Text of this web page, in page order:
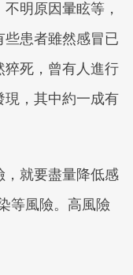
明原因暈眩等，
患者雖然感冒已
猝死，曾有人進行
現，其中約一成有
，就要盡量降低感
等風險。高風險